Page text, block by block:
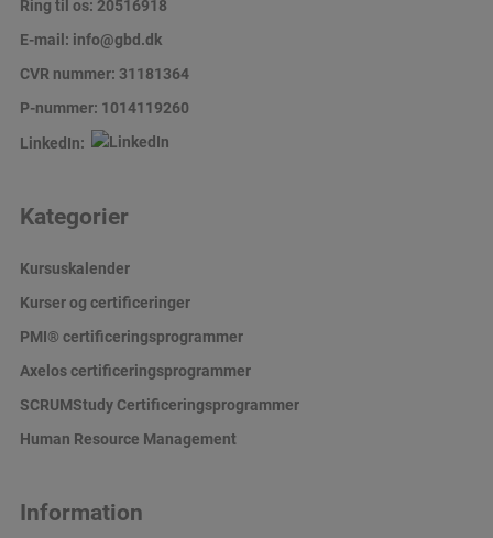
Ring til os: 20516918
E-mail: info@gbd.dk
CVR nummer: 31181364
P-nummer: 1014119260
LinkedIn:
Kategorier
Kursuskalender
Kurser og certificeringer
PMI® certificeringsprogrammer
Axelos certificeringsprogrammer
SCRUMStudy Certificeringsprogrammer
Human Resource Management
Information